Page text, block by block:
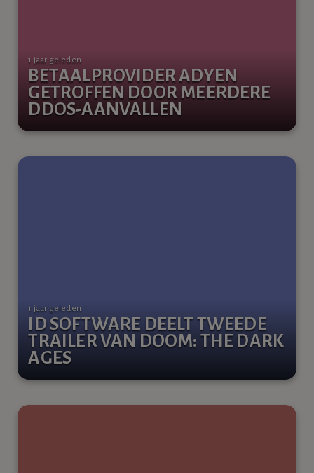
BETAALPROVIDER ADYEN
GETROFFEN DOOR MEERDERE
DDOS-AANVALLEN
1 jaar geleden
ID SOFTWARE DEELT TWEEDE
TRAILER VAN DOOM: THE DARK
AGES
1 jaar geleden